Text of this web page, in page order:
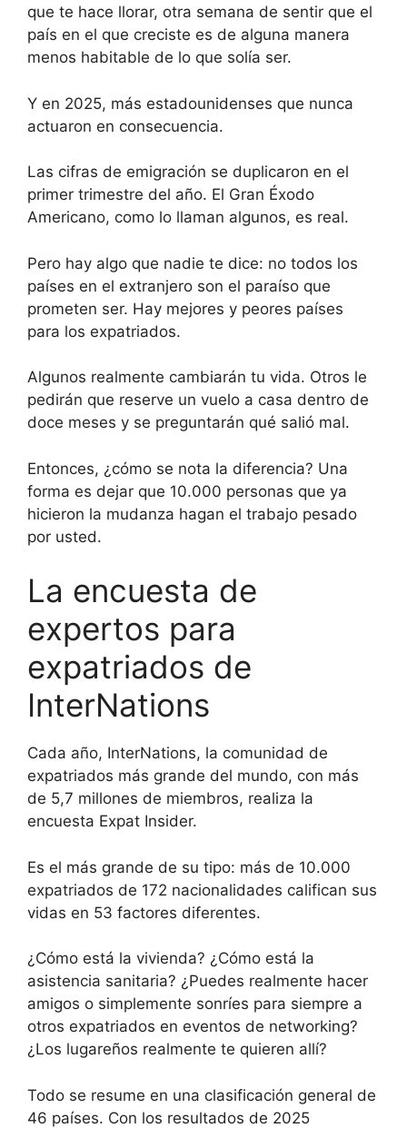
que te hace llorar, otra semana de sentir que el
país en el que creciste es de alguna manera
menos habitable de lo que solía ser.
Y en 2025, más estadounidenses que nunca
actuaron en consecuencia.
Las cifras de emigración se duplicaron en el
primer trimestre del año. El Gran Éxodo
Americano, como lo llaman algunos, es real.
Pero hay algo que nadie te dice: no todos los
países en el extranjero son el paraíso que
prometen ser. Hay mejores y peores países
para los expatriados.
Algunos realmente cambiarán tu vida. Otros le
pedirán que reserve un vuelo a casa dentro de
doce meses y se preguntarán qué salió mal.
Entonces, ¿cómo se nota la diferencia? Una
forma es dejar que 10.000 personas que ya
hicieron la mudanza hagan el trabajo pesado
por usted.
La encuesta de
expertos para
expatriados de
InterNations
Cada año, InterNations, la comunidad de
expatriados más grande del mundo, con más
de 5,7 millones de miembros, realiza la
encuesta Expat Insider.
Es el más grande de su tipo: más de 10.000
expatriados de 172 nacionalidades califican sus
vidas en 53 factores diferentes.
¿Cómo está la vivienda? ¿Cómo está la
asistencia sanitaria? ¿Puedes realmente hacer
amigos o simplemente sonríes para siempre a
otros expatriados en eventos de networking?
¿Los lugareños realmente te quieren allí?
Todo se resume en una clasificación general de
46 países. Con los resultados de 2025